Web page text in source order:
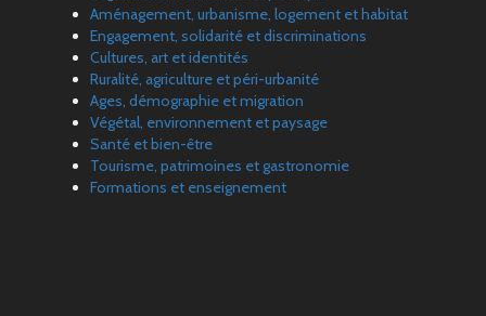
Aménagement, urbanisme, logement et habitat
Engagement, solidarité et discriminations
Cultures, art et identités
Ruralité, agriculture et péri-urbanité
Ages, démographie et migration
Végétal, environnement et paysage
Santé et bien-être
Tourisme, patrimoines et gastronomie
Formations et enseignement